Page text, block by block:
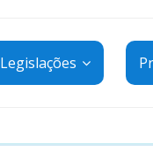
Legislações